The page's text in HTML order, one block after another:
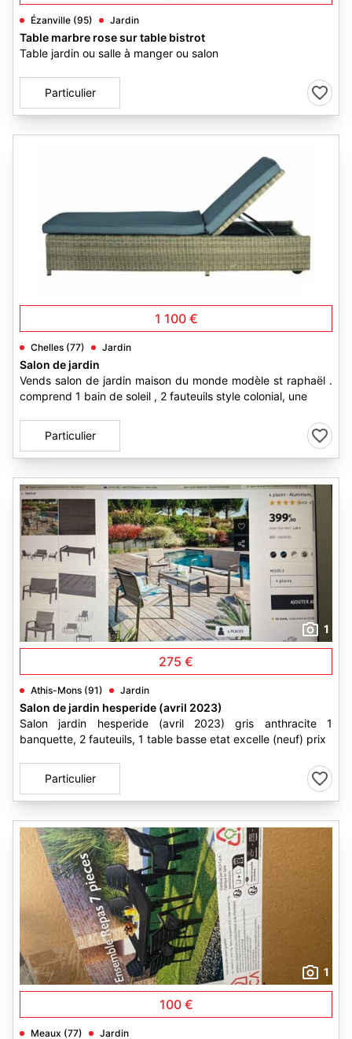
Ézanville (95) Jardin
Table marbre rose sur table bistrot
Table jardin ou salle à manger ou salon
Particulier
1 100 €
Chelles (77) Jardin
Salon de jardin
Vends salon de jardin maison du monde modèle st raphaël .
comprend 1 bain de soleil , 2 fauteuils style colonial, une
Particulier
1
275 €
Athis-Mons (91) Jardin
Salon de jardin hesperide (avril 2023)
Salon jardin hesperide (avril 2023) gris anthracite 1
banquette, 2 fauteuils, 1 table basse etat excelle (neuf) prix
Particulier
1
100 €
Meaux (77) Jardin